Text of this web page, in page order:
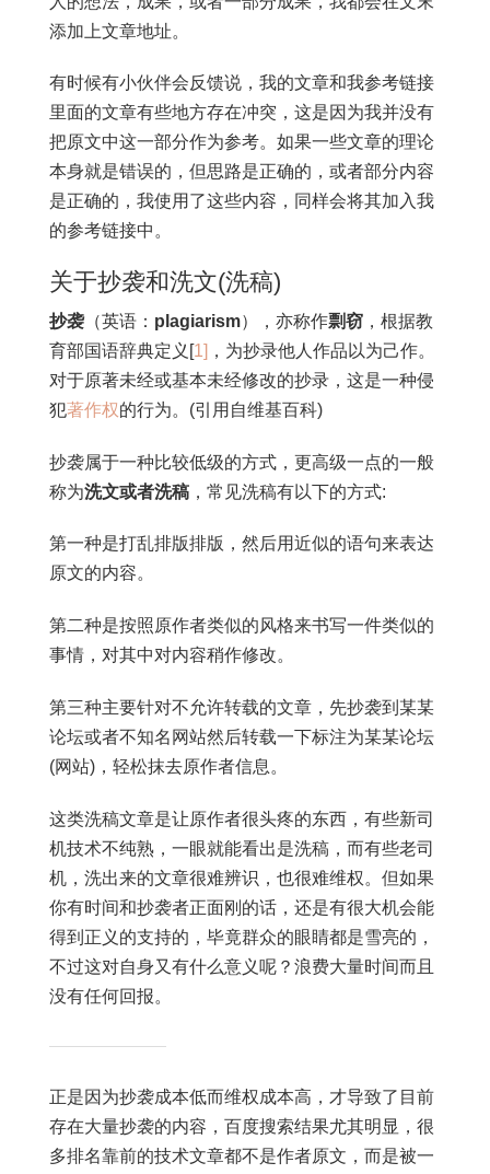
添加上文章地址。
有时候有小伙伴会反馈说，我的文章和我参考链接
里面的文章有些地方存在冲突，这是因为我并没有
把原文中这一部分作为参考。如果一些文章的理论
本身就是错误的，但思路是正确的，或者部分内容
是正确的，我使用了这些内容，同样会将其加入我
的参考链接中。
关于抄袭和洗文(洗稿)
抄袭（英语： plagiarism），亦称作剽窃，根据教
育部国语辞典定义[1] ，为抄录他人作品以为己作。
对于原著未经或基本未经修改的抄录，这是一种侵
犯著作权的行为。(引用自维基百科)
抄袭属于一种比较低级的方式，更高级一点的一般
称为洗文或者洗稿，常见洗稿有以下的方式:
第一种是打乱排版排版，然后用近似的语句来表达
原文的内容。
第二种是按照原作者类似的风格来书写一件类似的
事情，对其中对内容稍作修改。
第三种主要针对不允许转载的文章，先抄袭到某某
论坛或者不知名网站然后转载一下标注为某某论坛
(网站)，轻松抹去原作者信息。
这类洗稿文章是让原作者很头疼的东西，有些新司
机技术不纯熟，一眼就能看出是洗稿，而有些老司
机，洗出来的文章很难辨识，也很难维权。但如果
你有时间和抄袭者正面刚的话，还是有很大机会能
得到正义的支持的，毕竟群众的眼睛都是雪亮的，
不过这对自身又有什么意义呢？浪费大量时间而且
没有任何回报。
正是因为抄袭成本低而维权成本高，才导致了目前
存在大量抄袭的内容，百度搜索结果尤其明显，很
多排名靠前的技术文章都不是作者原文，而是被一